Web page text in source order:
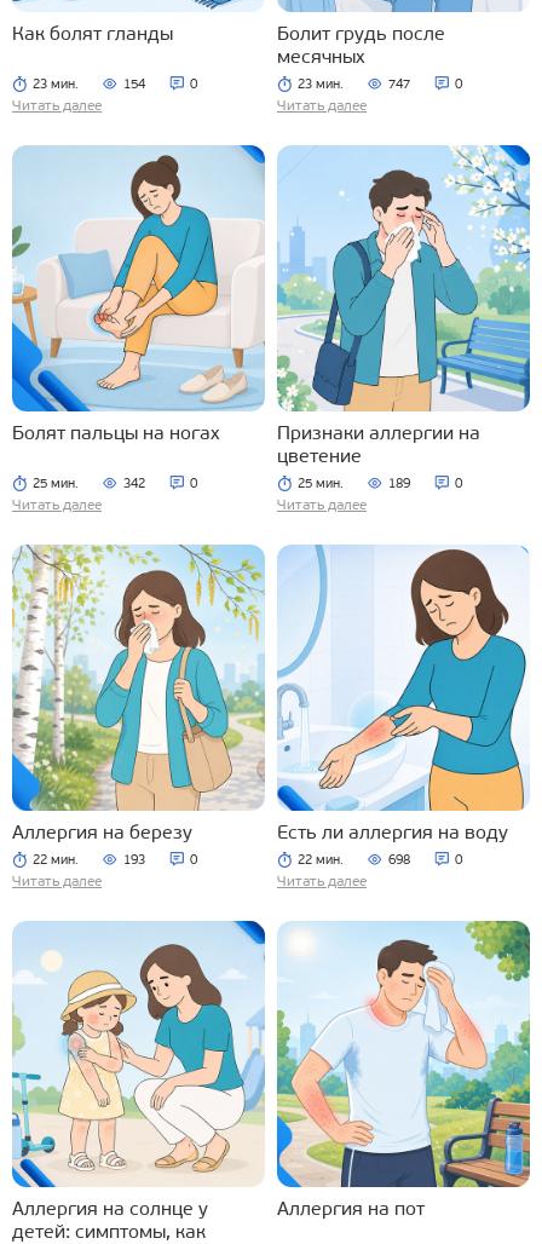
Как болят гланды
23 мин. 154 0
Читать далее
Болит грудь после
месячных
23 мин. 747 0
Читать далее
Болят пальцы на ногах
25 мин. 342 0
Читать далее
Признаки аллергии на
цветение
25 мин. 189 0
Читать далее
Аллергия на березу
22 мин. 193 0
Читать далее
Есть ли аллергия на воду
22 мин. 698 0
Читать далее
Аллергия на солнце у
детей: симптомы, как
Аллергия на пот